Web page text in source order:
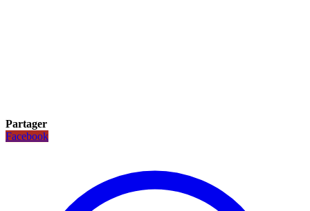
Partager
Facebook